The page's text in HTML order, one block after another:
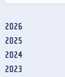
2026
2025
2024
2023